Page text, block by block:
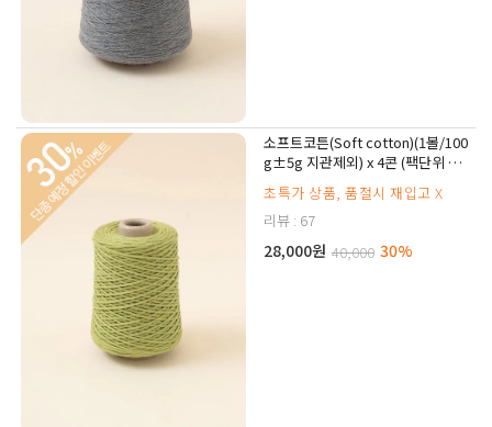
소프트코튼(Soft cotton)(1볼/100
g±5g 지관제외) x 4콘 (팩단위 판
초특가 상품, 품절시 재입고 X
리뷰 : 67
28,000원 40,000 30%